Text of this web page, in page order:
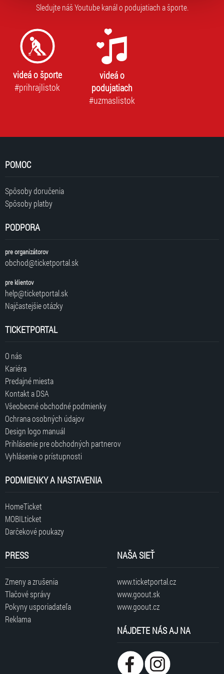
volbu můžete kdykoliv změnit v zápatí stránky v záložce
Sledujte náš Youtube kanál o podujatiach a športe.
videá o športe
#prihrajlistok
videá o
podujatiach
#uzmaslistok
POMOC
Spôsoby doručenia
Spôsoby platby
PODPORA
pre organizátorov
obchod@ticketportal.sk
pre klientov
help@ticketportal.sk
Najčastejšie otázky
TICKETPORTAL
O nás
Kariéra
Predajné miesta
Kontakt a DSA
Všeobecné obchodné podmienky
Ochrana osobných údajov
Design logo manuál
Prihlásenie pre obchodných partnerov
Vyhlásenie o prístupnosti
PODMIENKY A NASTAVENIA
HomeTicket
MOBILticket
Darčekové poukazy
PRESS
Zmeny a zrušenia
Tlačové správy
Pokyny usporiadateľa
Reklama
NAŠA SIEŤ
www.ticketportal.cz
www.goout.sk
www.goout.cz
NÁJDETE NÁS AJ NA